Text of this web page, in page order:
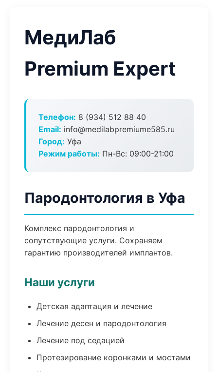
МедиЛаб
Premium Expert
Телефон: 8 (934) 512 88 40
Email: info@medilabpremiume585.ru
Город: Уфа
Режим работы: Пн-Вс: 09:00-21:00
Пародонтология в Уфа
Комплекс пародонтология и
сопутствующие услуги. Сохраняем
гарантию производителей имплантов.
Наши услуги
Детская адаптация и лечение
Лечение десен и пародонтология
Лечение под седацией
Протезирование коронками и мостами